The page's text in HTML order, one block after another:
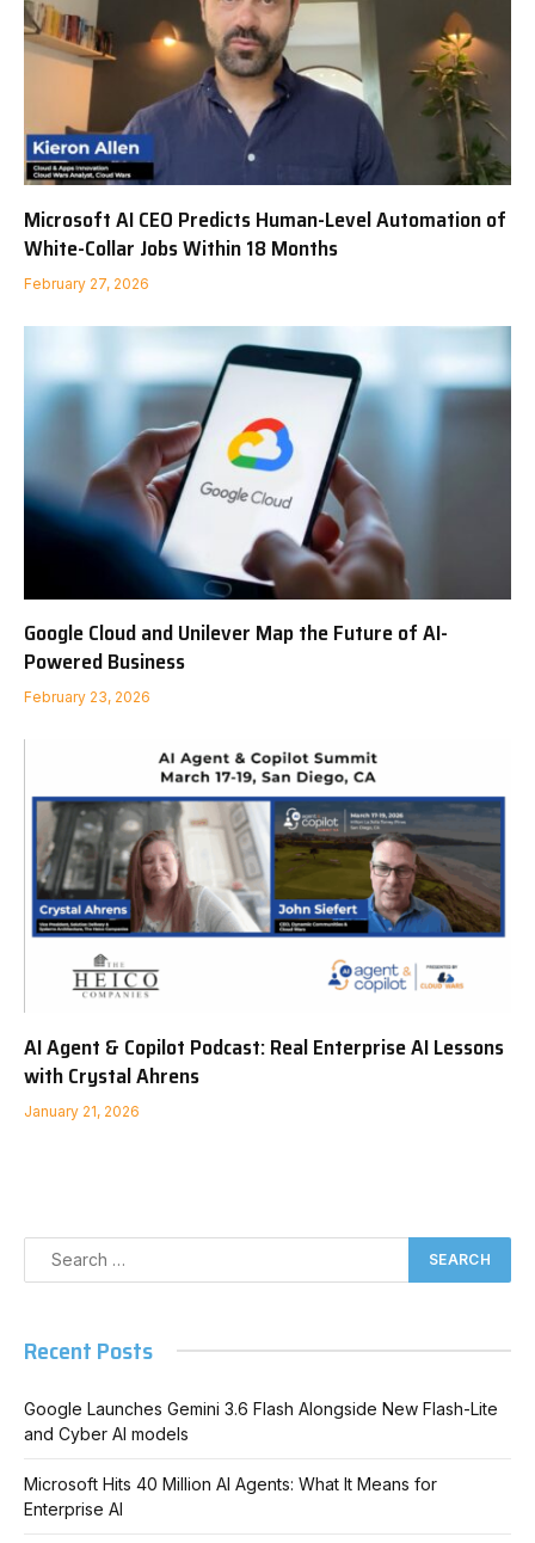
Microsoft AI CEO Predicts Human-Level Automation of
White-Collar Jobs Within 18 Months
February 27, 2026
Google Cloud and Unilever Map the Future of AI-
Powered Business
February 23, 2026
AI Agent & Copilot Podcast: Real Enterprise AI Lessons
with Crystal Ahrens
January 21, 2026
Recent Posts
Google Launches Gemini 3.6 Flash Alongside New Flash-Lite
and Cyber AI models
Microsoft Hits 40 Million AI Agents: What It Means for
Enterprise AI